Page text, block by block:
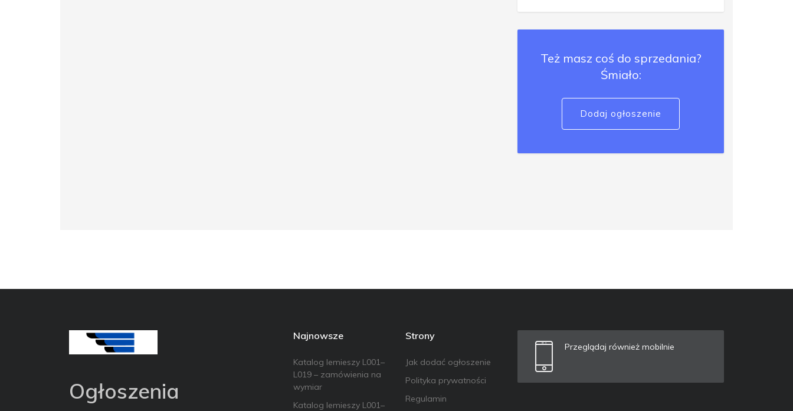
Też masz coś do sprzedania?
Śmiało:
Dodaj ogłoszenie
Ogłoszenia
Najnowsze
Katalog lemieszy L001–
L019 – zamówienia na
wymiar
Katalog lemieszy L001–
Strony
Jak dodać ogłoszenie
Polityka prywatności
Regulamin
Przeglądaj również mobilnie